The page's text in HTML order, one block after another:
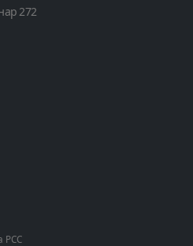
272
РСС